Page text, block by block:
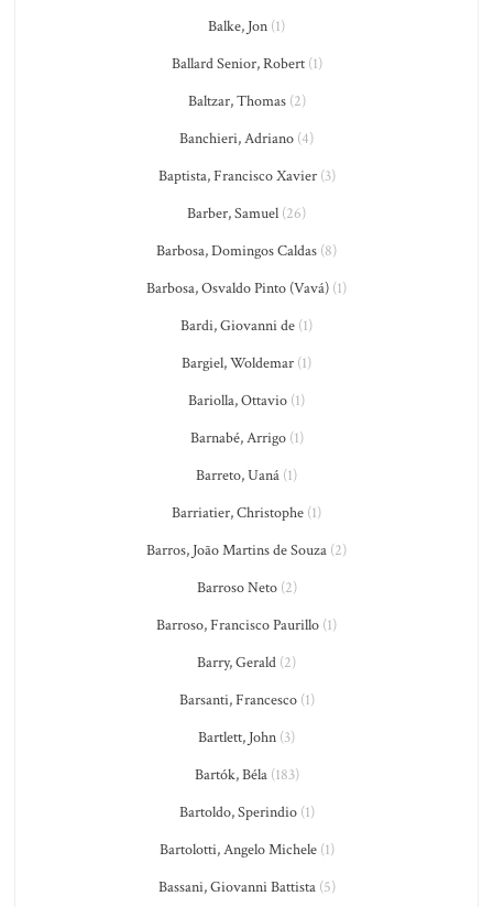
Balke, Jon (1)
Ballard Senior, Robert(1)
Baltzar, Thomas(2)
Banchieri, Adriano (4)
Baptista, Francisco Xavier(3)
Barber, Samuel (26)
Barbosa, Domingos Caldas (8)
Barbosa, Osvaldo Pinto (Vavá) (1)
Bardi, Giovanni de (1)
Bargiel, Woldemar (1)
Bariolla, Ottavio (1)
Barnabé, Arrigo(1)
Barreto, Uaná (1)
Barriatier, Christophe (1)
Barros, João Martins de Souza (2)
Barroso Neto(2)
Barroso, Francisco Paurillo (1)
Barry, Gerald (2)
Barsanti, Francesco(1)
Bartlett, John (3)
Bartók, Béla(183)
Bartoldo, Sperindio(1)
Bartolotti, Angelo Michele(1)
Bassani, Giovanni Battista(5)